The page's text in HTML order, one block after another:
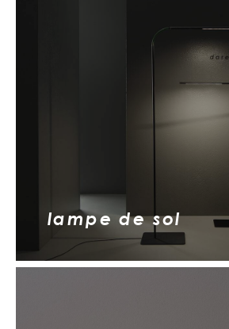
lampe de sol